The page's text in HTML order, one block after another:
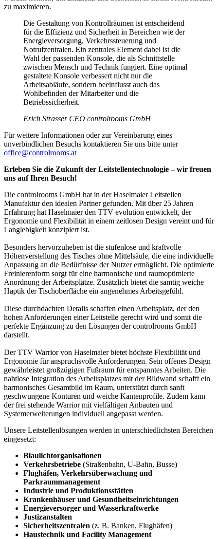
zu maximieren.
Die Gestaltung von Kontrollräumen ist entscheidend
für die Effizienz und Sicherheit in Bereichen wie der
Energieversorgung, Verkehrssteuerung und
Notrufzentralen. Ein zentrales Element dabei ist die
Wahl der passenden Konsole, die als Schnittstelle
zwischen Mensch und Technik fungiert. Eine optimal
gestaltete Konsole verbessert nicht nur die
Arbeitsabläufe, sondern beeinflusst auch das
Wohlbefinden der Mitarbeiter und die
Betriebssicherheit.
Erich Strasser CEO controlrooms GmbH
Für weitere Informationen oder zur Vereinbarung eines
unverbindlichen Besuchs kontaktieren Sie uns bitte unter
office@controlrooms.at
Erleben Sie die Zukunft der Leitstellentechnologie – wir freuen
uns auf Ihren Besuch!
Die controlrooms GmbH hat in der Haselmaier Leitstellen
Manufaktur den idealen Partner gefunden. Mit über 25 Jahren
Erfahrung hat Haselmaier den TTV evolution entwickelt, der
Ergonomie und Flexibilität in einem zeitlosen Design vereint und für
Langlebigkeit konzipiert ist.
Besonders hervorzuheben ist die stufenlose und kraftvolle
Höhenverstellung des Tisches ohne Mittelsäule, die eine individuelle
Anpassung an die Bedürfnisse der Nutzer ermöglicht. Die optimierte
Freinierenform sorgt für eine harmonische und raumoptimierte
Anordnung der Arbeitsplätze. Zusätzlich bietet die samtig weiche
Haptik der Tischoberfläche ein angenehmes Arbeitsgefühl.
Diese durchdachten Details schaffen einen Arbeitsplatz, der den
hohen Anforderungen einer Leitstelle gerecht wird und somit die
perfekte Ergänzung zu den Lösungen der controlrooms GmbH
darstellt.
Der TTV Warrior von Haselmaier bietet höchste Flexibilität und
Ergonomie für anspruchsvolle Anforderungen. Sein offenes Design
gewährleistet großzügigen Fußraum für entspanntes Arbeiten. Die
nahtlose Integration des Arbeitsplatzes mit der Bildwand schafft ein
harmonisches Gesamtbild im Raum, unterstützt durch sanft
geschwungene Konturen und weiche Kantenprofile. Zudem kann
der frei stehende Warrior mit vielfältigen Anbauten und
Systemerweiterungen individuell angepasst werden.
Unsere Leitstellenlösungen werden in unterschiedlichsten Bereichen
eingesetzt:
Blaulichtorganisationen
Verkehrsbetriebe (Straßenbahn, U-Bahn, Busse)
Flughäfen, Verkehrsüberwachung und
Parkraummanagement
Industrie und Produktionsstätten
Krankenhäuser und Gesundheitseinrichtungen
Energieversorger und Wasserkraftwerke
Justizanstalten
Sicherheitszentralen (z. B. Banken, Flughäfen)
Haustechnik und Facility Management